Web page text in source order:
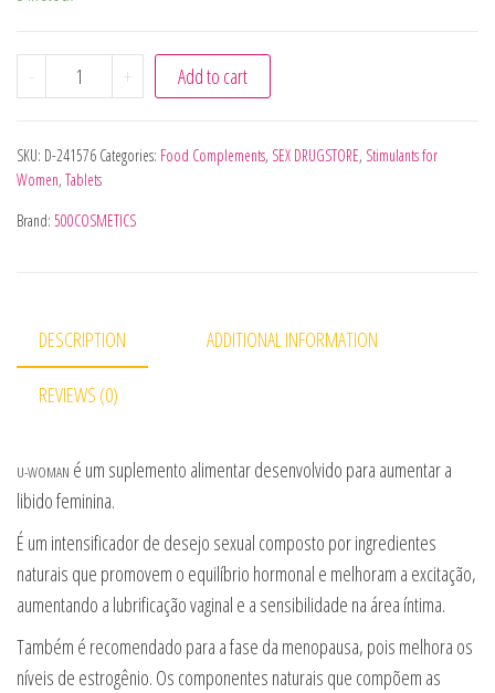
- 500 COSMETICS - U-WOMAN AUMENTA A LIBIDO
+ Add to cart
SKU: D-241576 Categories: Food Complements, SEX DRUGSTORE, Stimulants for
Women, Tablets
Brand: 500COSMETICS
DESCRIPTION ADDITIONAL INFORMATION
REVIEWS (0)
U-WOMAN é um suplemento alimentar desenvolvido para aumentar a
libido feminina.
É um intensificador de desejo sexual composto por ingredientes
naturais que promovem o equilíbrio hormonal e melhoram a excitação,
aumentando a lubrificação vaginal e a sensibilidade na área íntima.
Também é recomendado para a fase da menopausa, pois melhora os
níveis de estrogênio. Os componentes naturais que compõem as